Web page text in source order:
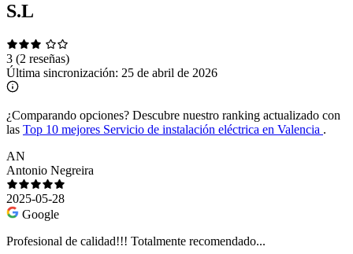
S.L
3 (2 reseñas)
Última sincronización: 25 de abril de 2026
¿Comparando opciones? Descubre nuestro ranking actualizado con
las Top 10 mejores Servicio de instalación eléctrica en Valencia .
AN
Antonio Negreira
2025-05-28
Google
Profesional de calidad!!! Totalmente recomendado...